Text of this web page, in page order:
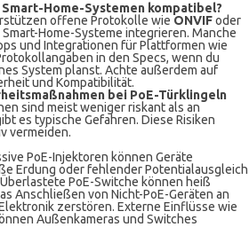
Home-Systemen kompatibel?
offene Protokolle wie ONVIFoder
Home-Systeme integrieren. Manche
und Integrationen für Plattformen wie
in den Specs, wenn du
System planst. Achte außerdem auf
und Kompatibilität.
bei PoE-Türklingeln
sind meist weniger riskant als an
es typische Gefahren. Diese Risiken
vermeiden.
PoE-Injektoren können Geräte
Erdung oder fehlender Potentialausgleich
PoE-Switche können heiß
Anschließen von Nicht-PoE-Geräten an
zerstören. Externe Einflüsse wie
Außenkameras und Switches